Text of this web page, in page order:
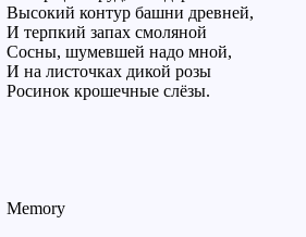
Высокий контур башни древней,
И терпкий запах смоляной
Сосны, шумевшей надо мной,
И на листочках дикой розы
Росинок крошечные слёзы.
Memory